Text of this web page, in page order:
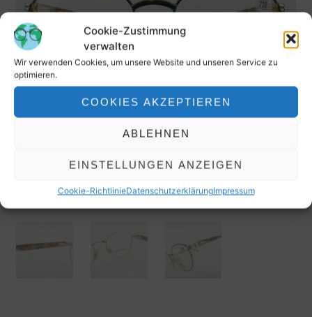
Cookie-Zustimmung
verwalten
Wir verwenden Cookies, um unsere Website und unseren Service zu
optimieren.
COOKIES AKZEPTIEREN
ABLEHNEN
EINSTELLUNGEN ANZEIGEN
Cookie-RichtlinieDatenschutzerklärungImpressum